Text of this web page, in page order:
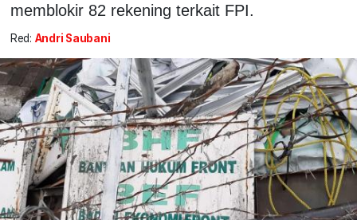
memblokir 82 rekening terkait FPI.
Red: Andri Saubani